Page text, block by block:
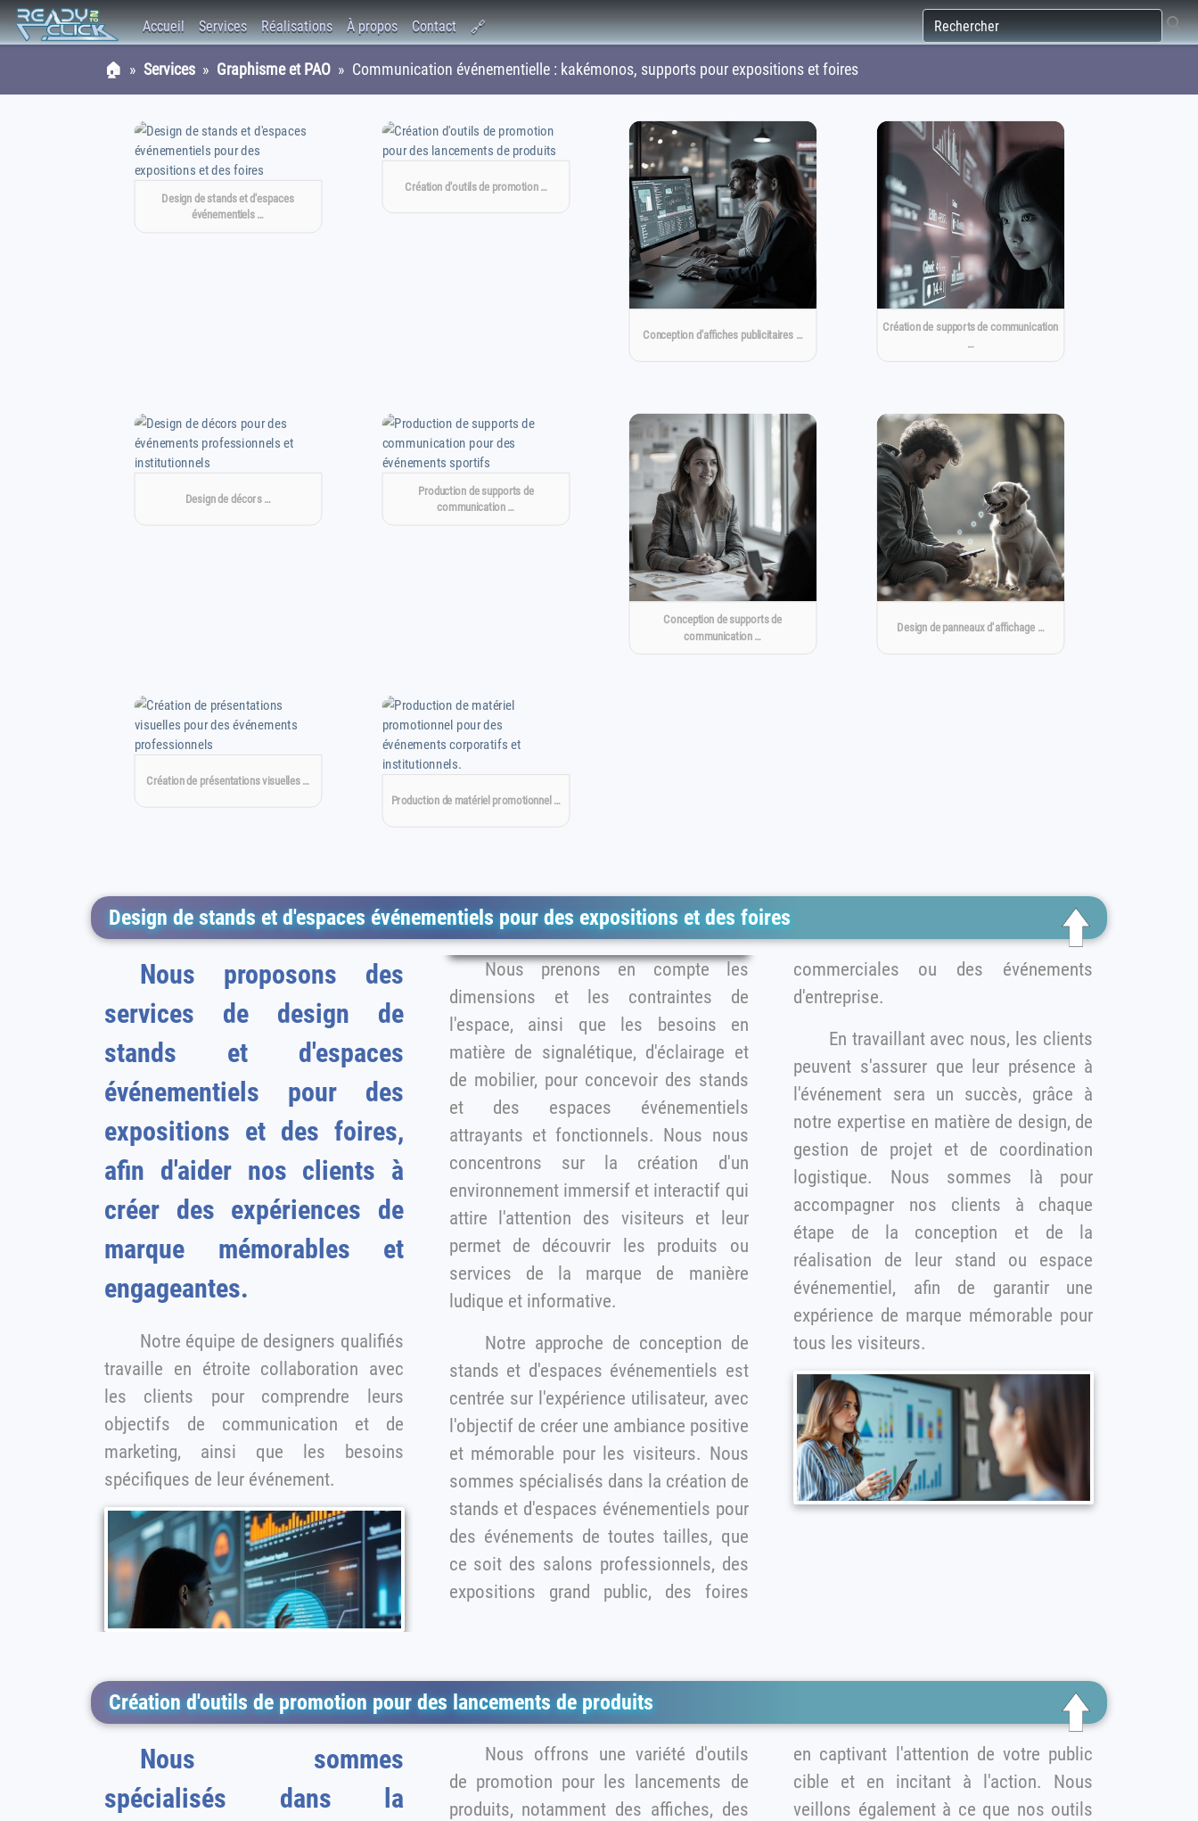
Accueil Services Réalisations À propos Contact 🔗
🏠 » Services » Graphisme et PAO » Communication événementielle : kakémonos, supports pour expositions et foires
Design de stands et d'espaces
événementiels …
Création d'outils de promotion …
Conception d'affiches publicitaires …
Création de supports de communication
…
Design de décors …
Production de supports de
communication …
Conception de supports de
communication …
Design de panneaux d'affichage …
Création de présentations visuelles …
Production de matériel promotionnel …
Design de stands et d'espaces événementiels pour des expositions et des foires
Nous proposons des
services de design de
stands et d'espaces
événementiels pour des
expositions et des foires,
afin d'aider nos clients à
créer des expériences de
marque mémorables et
engageantes.
Notre équipe de designers qualifiés
travaille en étroite collaboration avec
les clients pour comprendre leurs
objectifs de communication et de
marketing, ainsi que les besoins
spécifiques de leur événement.
Nous prenons en compte les
dimensions et les contraintes de
l'espace, ainsi que les besoins en
matière de signalétique, d'éclairage et
de mobilier, pour concevoir des stands
et des espaces événementiels
attrayants et fonctionnels. Nous nous
concentrons sur la création d'un
environnement immersif et interactif qui
attire l'attention des visiteurs et leur
permet de découvrir les produits ou
services de la marque de manière
ludique et informative.
Notre approche de conception de
stands et d'espaces événementiels est
centrée sur l'expérience utilisateur, avec
l'objectif de créer une ambiance positive
et mémorable pour les visiteurs. Nous
sommes spécialisés dans la création de
stands et d'espaces événementiels pour
des événements de toutes tailles, que
ce soit des salons professionnels, des
expositions grand public, des foires
commerciales ou des événements
d'entreprise.
En travaillant avec nous, les clients
peuvent s'assurer que leur présence à
l'événement sera un succès, grâce à
notre expertise en matière de design, de
gestion de projet et de coordination
logistique. Nous sommes là pour
accompagner nos clients à chaque
étape de la conception et de la
réalisation de leur stand ou espace
événementiel, afin de garantir une
expérience de marque mémorable pour
tous les visiteurs.
Création d'outils de promotion pour des lancements de produits
Nous sommes
spécialisés dans la
Nous offrons une variété d'outils
de promotion pour les lancements de
produits, notamment des affiches, des
en captivant l'attention de votre public
cible et en incitant à l'action. Nous
veillons également à ce que nos outils